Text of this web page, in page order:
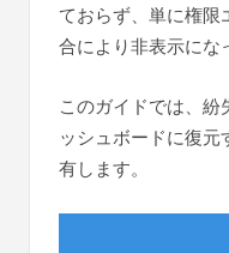
ておらず、単に権限
合により非表示にな
このガイドでは、
ッシュボードに復
有します。